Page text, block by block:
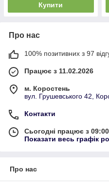
Купити
Про нас
100% позитивних з 97
Працює з 11.02.2026
м. Коростень
вул. Грушевського 42,
Контакти
Сьогодні працює з
Показати весь графік
Про нас